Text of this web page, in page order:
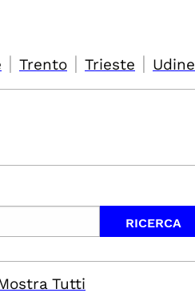
| Trento | Trieste | Udine
Tutti